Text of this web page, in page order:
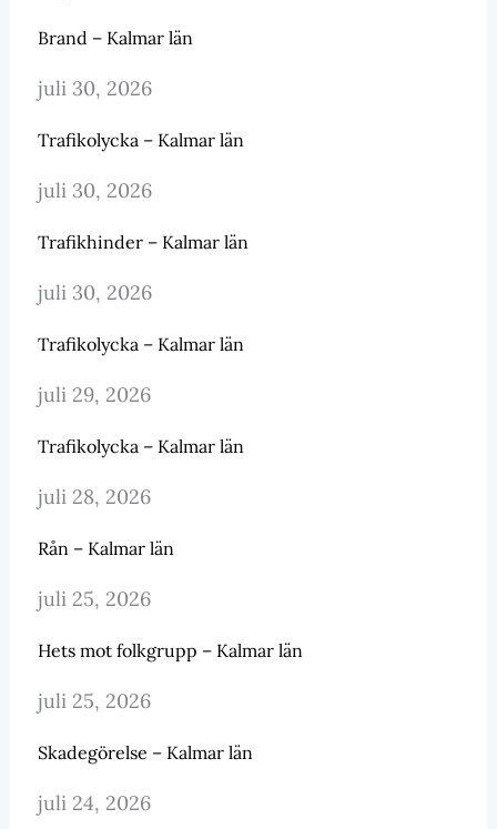
Brand – Kalmar län
juli 30, 2026
Trafikolycka – Kalmar län
juli 30, 2026
Trafikhinder – Kalmar län
juli 30, 2026
Trafikolycka – Kalmar län
juli 29, 2026
Trafikolycka – Kalmar län
juli 28, 2026
Rån – Kalmar län
juli 25, 2026
Hets mot folkgrupp – Kalmar län
juli 25, 2026
Skadegörelse – Kalmar län
juli 24, 2026